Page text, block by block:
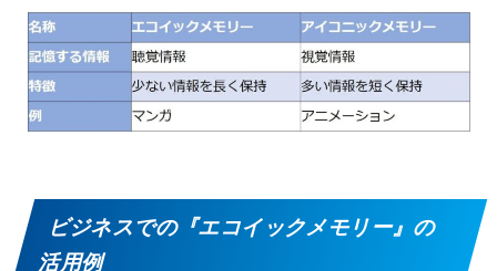
ビジネスでの『エコイックメモリー』の
活用例